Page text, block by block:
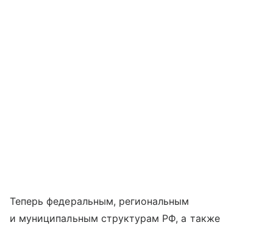
Теперь федеральным, региональным
и муниципальным структурам РФ, а также